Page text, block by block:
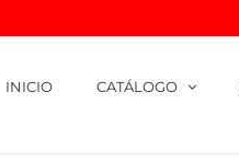
INICIO CATÁLOGO